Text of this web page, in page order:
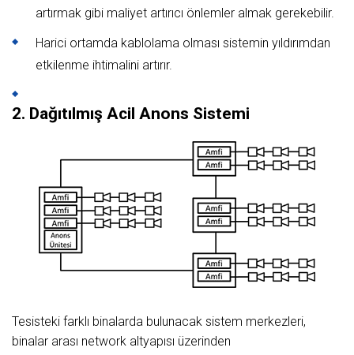
artırmak gibi maliyet artırıcı önlemler almak gerekebilir.
Harici ortamda kablolama olması sistemin yıldırımdan
etkilenme ihtimalini artırır.
2. Dağıtılmış Acil Anons Sistemi
Tesisteki farklı binalarda bulunacak sistem merkezleri,
binalar arası network altyapısı üzerinden